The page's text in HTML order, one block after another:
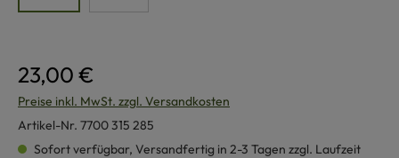
23,00 €
Preise inkl. MwSt. zzgl. Versandkosten
Artikel-Nr. 7700 315 285
Sofort verfügbar, Versandfertig in 2-3 Tagen zzgl. Laufzeit